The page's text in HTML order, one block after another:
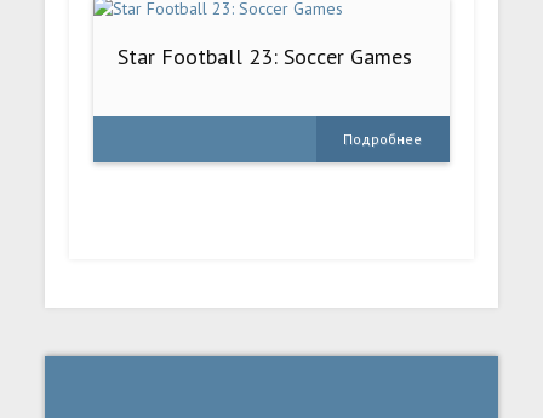
Star Football 23: Soccer Games
Подробнее